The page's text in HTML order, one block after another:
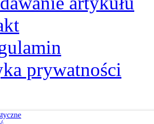
prywatności